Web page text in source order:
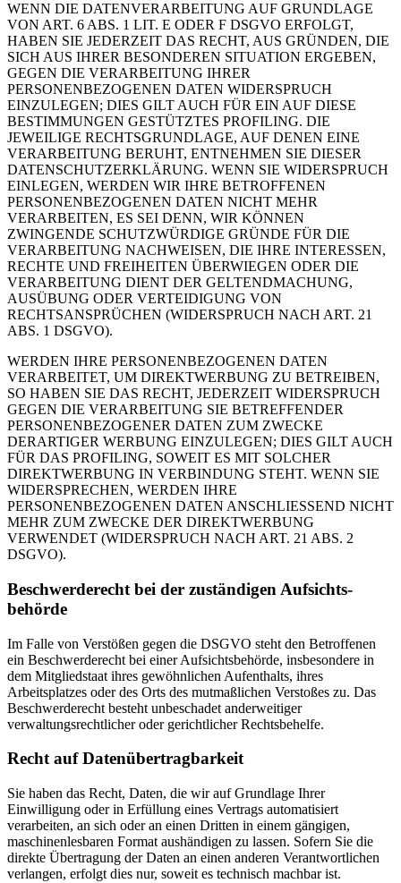
WENN DIE DATENVERARBEITUNG AUF GRUNDLAGE
VON ART. 6 ABS. 1 LIT. E ODER F DSGVO ERFOLGT,
HABEN SIE JEDERZEIT DAS RECHT, AUS GRÜNDEN, DIE
SICH AUS IHRER BESONDEREN SITUATION ERGEBEN,
GEGEN DIE VERARBEITUNG IHRER
PERSONENBEZOGENEN DATEN WIDERSPRUCH
EINZULEGEN; DIES GILT AUCH FÜR EIN AUF DIESE
BESTIMMUNGEN GESTÜTZTES PROFILING. DIE
JEWEILIGE RECHTSGRUNDLAGE, AUF DENEN EINE
VERARBEITUNG BERUHT, ENTNEHMEN SIE DIESER
DATENSCHUTZERKLÄRUNG. WENN SIE WIDERSPRUCH
EINLEGEN, WERDEN WIR IHRE BETROFFENEN
PERSONENBEZOGENEN DATEN NICHT MEHR
VERARBEITEN, ES SEI DENN, WIR KÖNNEN
ZWINGENDE SCHUTZWÜRDIGE GRÜNDE FÜR DIE
VERARBEITUNG NACHWEISEN, DIE IHRE INTERESSEN,
RECHTE UND FREIHEITEN ÜBERWIEGEN ODER DIE
VERARBEITUNG DIENT DER GELTENDMACHUNG,
AUSÜBUNG ODER VERTEIDIGUNG VON
RECHTSANSPRÜCHEN (WIDERSPRUCH NACH ART. 21
ABS. 1 DSGVO).
WERDEN IHRE PERSONENBEZOGENEN DATEN
VERARBEITET, UM DIREKTWERBUNG ZU BETREIBEN,
SO HABEN SIE DAS RECHT, JEDERZEIT WIDERSPRUCH
GEGEN DIE VERARBEITUNG SIE BETREFFENDER
PERSONENBEZOGENER DATEN ZUM ZWECKE
DERARTIGER WERBUNG EINZULEGEN; DIES GILT AUCH
FÜR DAS PROFILING, SOWEIT ES MIT SOLCHER
DIREKTWERBUNG IN VERBINDUNG STEHT. WENN SIE
WIDERSPRECHEN, WERDEN IHRE
PERSONENBEZOGENEN DATEN ANSCHLIESSEND NICHT
MEHR ZUM ZWECKE DER DIREKTWERBUNG
VERWENDET (WIDERSPRUCH NACH ART. 21 ABS. 2
DSGVO).
Beschwerde­recht bei der zuständigen Aufsichts­
behörde
Im Falle von Verstößen gegen die DSGVO steht den Betroffenen
ein Beschwerderecht bei einer Aufsichtsbehörde, insbesondere in
dem Mitgliedstaat ihres gewöhnlichen Aufenthalts, ihres
Arbeitsplatzes oder des Orts des mutmaßlichen Verstoßes zu. Das
Beschwerderecht besteht unbeschadet anderweitiger
verwaltungsrechtlicher oder gerichtlicher Rechtsbehelfe.
Recht auf Daten­übertrag­barkeit
Sie haben das Recht, Daten, die wir auf Grundlage Ihrer
Einwilligung oder in Erfüllung eines Vertrags automatisiert
verarbeiten, an sich oder an einen Dritten in einem gängigen,
maschinenlesbaren Format aushändigen zu lassen. Sofern Sie die
direkte Übertragung der Daten an einen anderen Verantwortlichen
verlangen, erfolgt dies nur, soweit es technisch machbar ist.